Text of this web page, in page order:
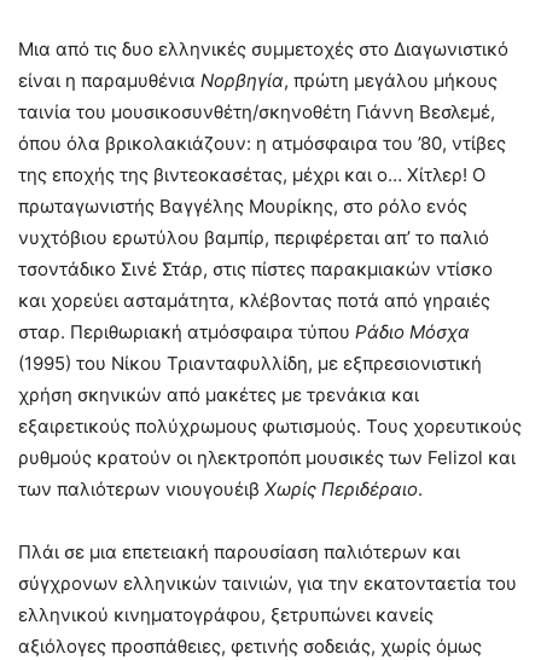
Μια από τις δυο ελληνικές συμμετοχές στο Διαγωνιστικό
είναι η παραμυθένια Νορβηγία, πρώτη μεγάλου μήκους
ταινία του μουσικοσυνθέτη/σκηνοθέτη Γιάννη Βεσλεμέ,
όπου όλα βρικολακιάζουν: η ατμόσφαιρα του ’80, ντίβες
της εποχής της βιντεοκασέτας, μέχρι και ο… Χίτλερ! Ο
πρωταγωνιστής Βαγγέλης Μουρίκης, στο ρόλο ενός
νυχτόβιου ερωτύλου βαμπίρ, περιφέρεται απ’ το παλιό
τσοντάδικο Σινέ Στάρ, στις πίστες παρακμιακών ντίσκο
και χορεύει ασταμάτητα, κλέβοντας ποτά από γηραιές
σταρ. Περιθωριακή ατμόσφαιρα τύπου Ράδιο Μόσχα
(1995) του Νίκου Τριανταφυλλίδη, με εξπρεσιονιστική
χρήση σκηνικών από μακέτες με τρενάκια και
εξαιρετικούς πολύχρωμους φωτισμούς. Τους χορευτικούς
ρυθμούς κρατούν οι ηλεκτροπόπ μουσικές των Felizol και
των παλιότερων νιουγουέιβ Χωρίς Περιδέραιο.
Πλάι σε μια επετειακή παρουσίαση παλιότερων και
σύγχρονων ελληνικών ταινιών, για την εκατονταετία του
ελληνικού κινηματογράφου, ξετρυπώνει κανείς
αξιόλογες προσπάθειες, φετινής σοδειάς, χωρίς όμως